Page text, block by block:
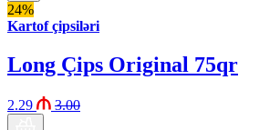
24%
Kartof çipsiləri
Long Çips Original 75qr
2.29 3.00